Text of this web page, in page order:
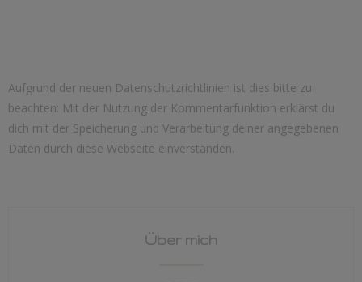
Aufgrund der neuen Datenschutzrichtlinien ist dies bitte zu
beachten: Mit der Nutzung der Kommentarfunktion erklärst du
dich mit der Speicherung und Verarbeitung deiner angegebenen
Daten durch diese Webseite einverstanden.
Über mich